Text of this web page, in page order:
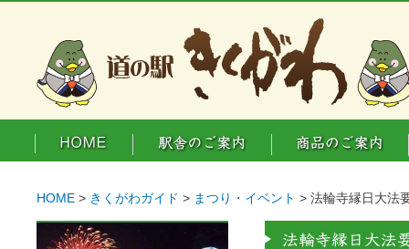
HOME > きくがわガイド > まつり・イベント > 法輪寺縁日大法